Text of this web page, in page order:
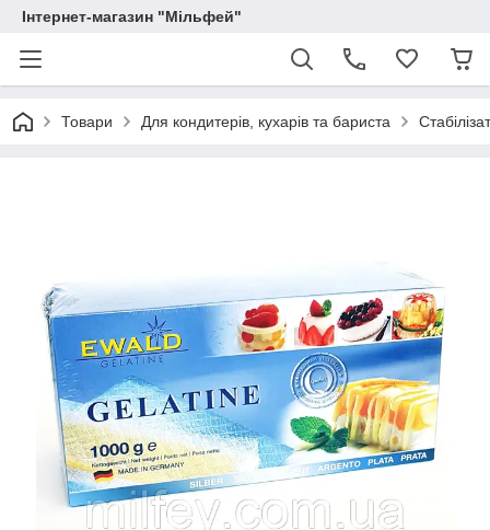
Інтернет-магазин "Мільфей"
Товари Для кондитерів, кухарів та бариста